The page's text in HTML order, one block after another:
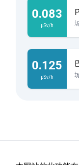
0.083
µSv/h
0.125
µSv/h